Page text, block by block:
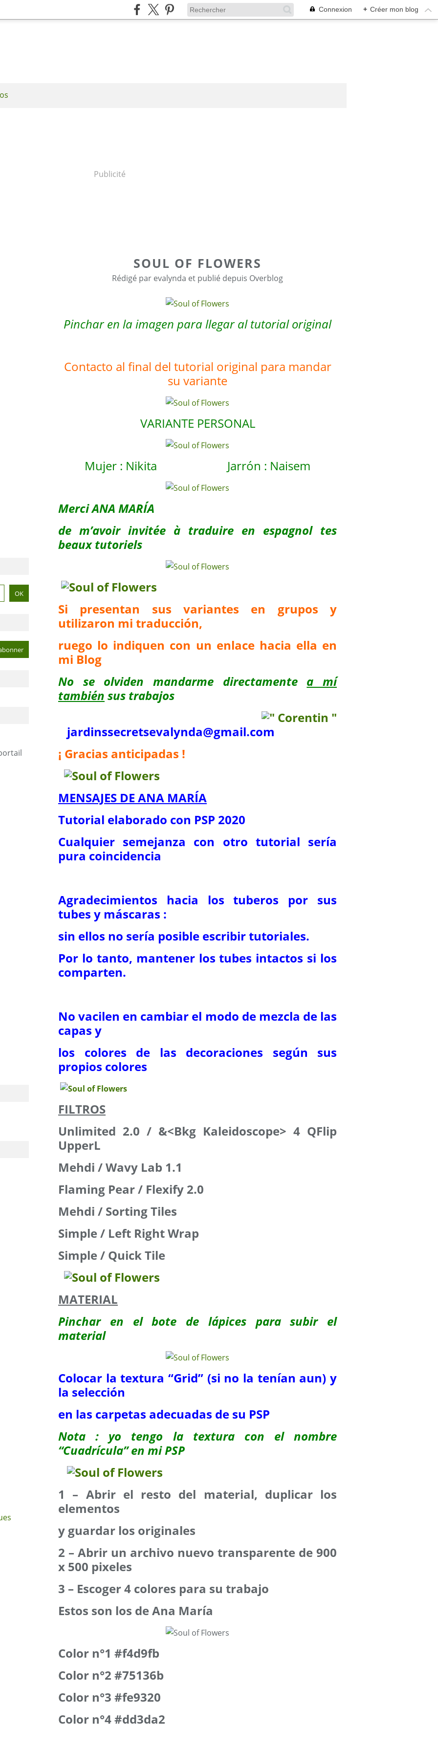
Connexion + Créer mon blog
Publicité
SOUL OF FLOWERS
Rédigé par evalynda et publié depuis Overblog
Pinchar en la imagen para llegar al tutorial original
Contacto al final del tutorial original para mandar
su variante
VARIANTE PERSONAL
Mujer : Nikita Jarrón : Naisem
Merci ANA MARÍA
de m’avoir invitée à traduire en espagnol tes
beaux tutoriels
Si presentan sus variantes en grupos y
utilizaron mi traducción,
ruego lo indiquen con un enlace hacia ella en
mi Blog
No se olviden mandarme directamente a mí
también sus trabajos
jardinssecretsevalynda@gmail.com
¡ Gracias anticipadas !
MENSAJES DE ANA MARÍA
Tutorial elaborado con PSP 2020
Cualquier semejanza con otro tutorial sería
pura coincidencia
Agradecimientos hacia los tuberos por sus
tubes y máscaras :
sin ellos no sería posible escribir tutoriales.
Por lo tanto, mantener los tubes intactos si los
comparten.
No vacilen en cambiar el modo de mezcla de las
capas y
los colores de las decoraciones según sus
propios colores
FILTROS
Unlimited 2.0 / &<Bkg Kaleidoscope> 4 QFlip
UpperL
Mehdi / Wavy Lab 1.1
Flaming Pear / Flexify 2.0
Mehdi / Sorting Tiles
Simple / Left Right Wrap
Simple / Quick Tile
MATERIAL
Pinchar en el bote de lápices para subir el
material
Colocar la textura “Grid” (si no la tenían aun) y
la selección
en las carpetas adecuadas de su PSP
Nota : yo tengo la textura con el nombre
“Cuadrícula” en mi PSP
1 – Abrir el resto del material, duplicar los
elementos
y guardar los originales
2 – Abrir un archivo nuevo transparente de 900
x 500 pixeles
3 – Escoger 4 colores para su trabajo
Estos son los de Ana María
Color n°1 #f4d9fb
Color n°2 #75136b
Color n°3 #fe9320
Color n°4 #dd3da2